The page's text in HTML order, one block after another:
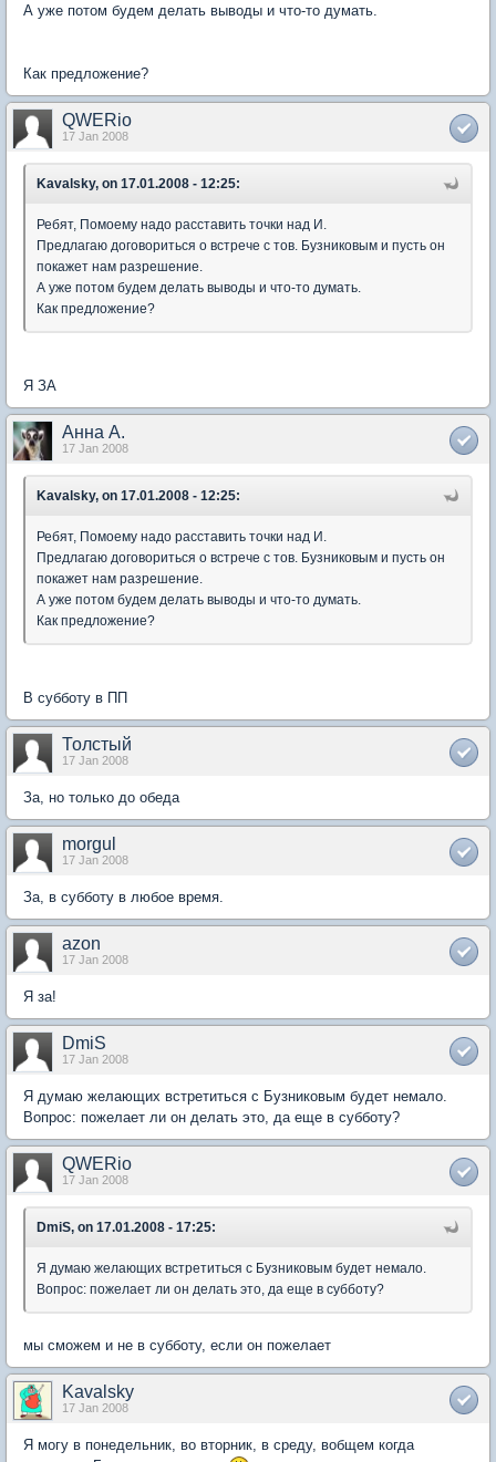
А уже потом будем делать выводы и что-то думать.
Как предложение?
QWERio
17 Jan 2008
Kavalsky, on 17.01.2008 - 12:25:
Ребят, Помоему надо расставить точки над И.
Предлагаю договориться о встрече с тов. Бузниковым и пусть он
покажет нам разрешение.
А уже потом будем делать выводы и что-то думать.
Как предложение?
Я ЗА
Анна А.
17 Jan 2008
Kavalsky, on 17.01.2008 - 12:25:
Ребят, Помоему надо расставить точки над И.
Предлагаю договориться о встрече с тов. Бузниковым и пусть он
покажет нам разрешение.
А уже потом будем делать выводы и что-то думать.
Как предложение?
В субботу в ПП
Толстый
17 Jan 2008
За, но только до обеда
morgul
17 Jan 2008
За, в субботу в любое время.
azon
17 Jan 2008
Я за!
DmiS
17 Jan 2008
Я думаю желающих встретиться с Бузниковым будет немало.
Вопрос: пожелает ли он делать это, да еще в субботу?
QWERio
17 Jan 2008
DmiS, on 17.01.2008 - 17:25:
Я думаю желающих встретиться с Бузниковым будет немало.
Вопрос: пожелает ли он делать это, да еще в субботу?
мы сможем и не в субботу, если он пожелает
Kavalsky
17 Jan 2008
Я могу в понедельник, во вторник, в среду, вобщем когда